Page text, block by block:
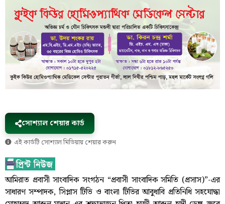
সোশ্যাল শেয়ার কার্ড
এই কার্ডটি সোশ্যাল মিডিয়ায় শেয়ার করুন
আমিরাত প্রবাসী সাংবাদিক সংগঠন “প্রবাসী সাংবাদিক সমিতি (প্রসাস)”-এর
সাধারণ সম্পাদক, সিপ্লাস টিভি ও বাংলা টিভির আবুধাবি প্রতিনিধি সহযোদ্ধা